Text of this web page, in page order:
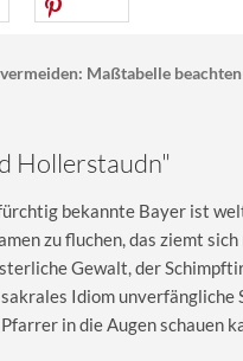
Maßtabelle
Hollerstaudn"
bekannte Bayer ist
zu fluchen, das ziemt
Gewalt, der
Idiom unverfängliche
in die Augen schauen